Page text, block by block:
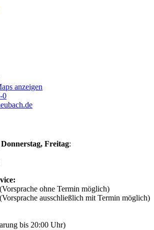
anzeigen
0
Donnerstag, Freitag:
ohne Termin möglich)
ausschließlich mit Termin möglich)
bis 20:00 Uhr)